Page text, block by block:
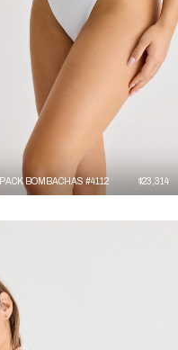
PACK BOMBACHAS #4112 $23,314